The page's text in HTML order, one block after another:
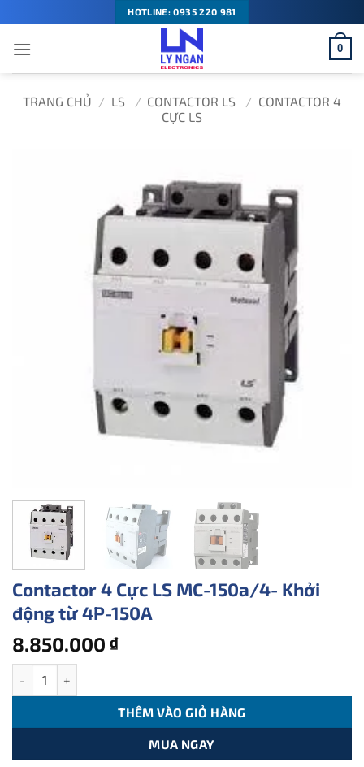
qua
nội
dung
HOTLINE: 0935 220 981
0
TRANG CHỦ / LS / CONTACTOR LS / CONTACTOR 4
CỰC LS
Contactor 4 Cực LS MC-150a/4- Khởi
động từ 4P-150A
8.850.000 ₫
THÊM VÀO GIỎ HÀNG
MUA NGAY